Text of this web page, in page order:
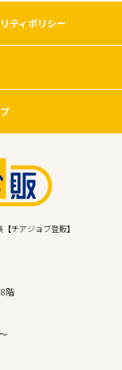
ティポリシー
チアジョブ登販】
階